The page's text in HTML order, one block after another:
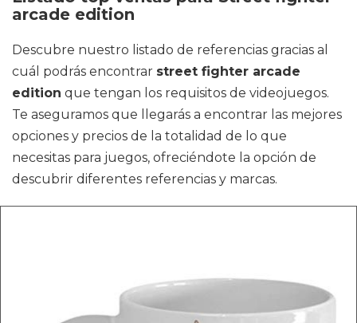
arcade edition
Descubre nuestro listado de referencias gracias al
cuál podrás encontrar street fighter arcade
edition que tengan los requisitos de videojuegos.
Te aseguramos que llegarás a encontrar las mejores
opciones y precios de la totalidad de lo que
necesitas para juegos, ofreciéndote la opción de
descubrir diferentes referencias y marcas.